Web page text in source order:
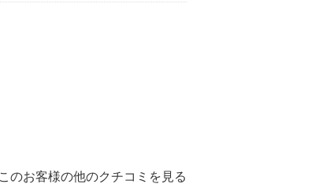
このお客様の他のクチコミを見る